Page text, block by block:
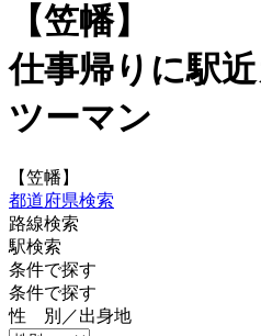
【笠幡】
仕事帰りに駅
ツーマン
【笠幡】
都道府県検索
路線検索
駅検索
条件で探す
条件で探す
性 別／出身地